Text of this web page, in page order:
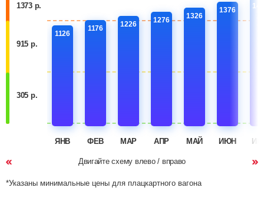
1373 р.
915 р.
305 р.
1126
ЯНВ
1176
ФЕВ
1226
МАР
1276
АПР
1326
МАЙ
1376
ИЮН
Двигайте схему влево / вправо
*Указаны минимальные цены для плацкартного вагона